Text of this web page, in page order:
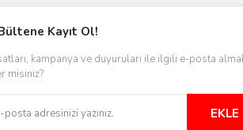
Kayıt Ol!
kampanya ve duyuruları ile ilgili e-posta
misiniz?
EKLE